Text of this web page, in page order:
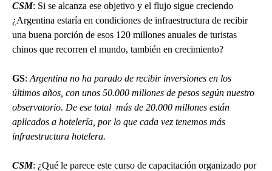
CSM: Si se alcanza ese objetivo y el flujo sigue creciendo
¿Argentina estaría en condiciones de infraestructura de recibir
una buena porción de esos 120 millones anuales de turistas
chinos que recorren el mundo, también en crecimiento?
GS: Argentina no ha parado de recibir inversiones en los
últimos años, con unos 50.000 millones de pesos según nuestro
observatorio. De ese total más de 20.000 millones están
aplicados a hotelería, por lo que cada vez tenemos más
infraestructura hotelera.
CSM: ¿Qué le parece este curso de capacitación organizado por